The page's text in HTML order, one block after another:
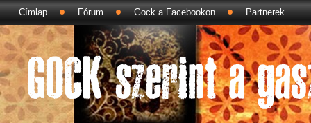
Címlap Fórum Gock a Facebookon Partnerek